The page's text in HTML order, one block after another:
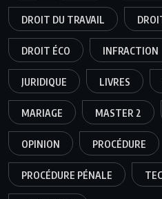
DROIT DU TRAVAIL
DROIT ÉCO INFRACTION
JURIDIQUE LIVRES
MARIAGE MASTER 2
OPINION PROCÉDURE
PROCÉDURE PÉNALE